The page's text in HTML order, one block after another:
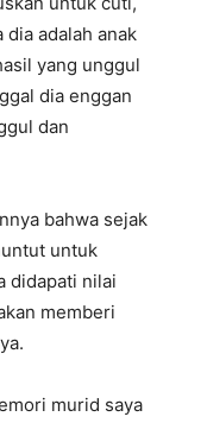
dia adalah anak
yang unggul
dia enggan
dan
bahwa sejak
untuk
didapati nilai
memberi
murid saya